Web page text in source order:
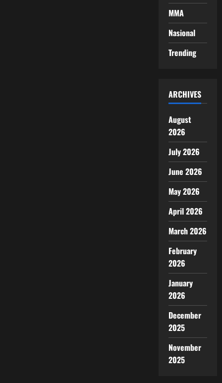
MMA
Nasional
Trending
ARCHIVES
August
2026
July 2026
June 2026
May 2026
April 2026
March 2026
February
2026
January
2026
December
2025
November
2025